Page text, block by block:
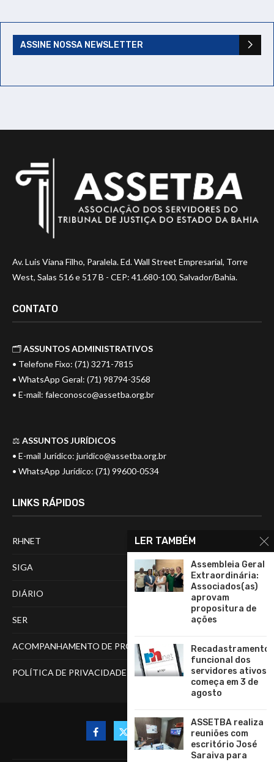
ASSINE NOSSA NEWSLETTER
Av. Luis Viana Filho, Paralela. Ed. Wall Street Empresarial, Torre
West, Salas 516 e 517 B - CEP: 41.680-100, Salvador/Bahia.
CONTATO
🗂️ASSUNTOS ADMINISTRATIVOS
• Telefone Fixo: (71) 3271-7815
• WhatsApp Geral: (71) 98794-3568
• E-mail: faleconosco@assetba.org.br
⚖️ ASSUNTOS JURÍDICOS
• E-mail Jurídico: juridico@assetba.org.br
• WhatsApp Jurídico: (71) 99600-0534
LINKS RÁPIDOS
RHNET
SIGA
DIÁRIO
SER
ACOMPANHAMENTO DE PROCESSOS
POLÍTICA DE PRIVACIDADE
LER TAMBÉM
Assembleia Geral
Extraordinária:
Associados(as)
aprovam
propositura de
ações
Recadastramento
funcional dos
servidores ativos
começa em 3 de
agosto
ASSETBA realiza
reuniões com
escritório José
Saraiva para